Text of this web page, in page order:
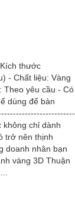
thước
- Chất liệu: Vàng
Theo yêu cầu - Có
dùng để bàn
không chỉ dành
trở nên thịnh
doanh nhân bạn
vàng 3D Thuận